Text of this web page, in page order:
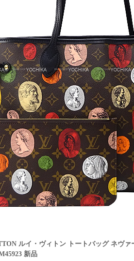
ルイ・ヴィトン トートバッグ ネヴ
新品